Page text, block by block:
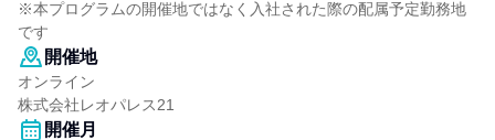
※本プログラムの開催地ではなく入社された際の配属予定勤務地
です
開催地
オンライン
株式会社レオパレス21
開催月